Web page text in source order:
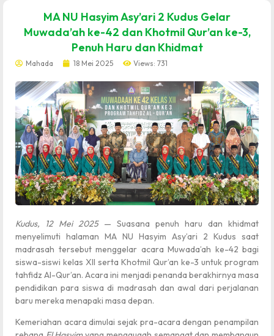
MA NU Hasyim Asy’ari 2 Kudus Gelar
Muwada’ah ke-42 dan Khotmil Qur’an ke-3,
Penuh Haru dan Khidmat
Mahada 18 Mei 2025 Views: 731
Kudus, 12 Mei 2025— Suasana penuh haru dan khidmat
menyelimuti halaman MA NU Hasyim Asy’ari 2 Kudus saat
madrasah tersebut menggelar acara Muwada’ah ke-42 bagi
siswa-siswi kelas XII serta Khotmil Qur’an ke-3 untuk program
tahfidz Al-Qur’an. Acara ini menjadi penanda berakhirnya masa
pendidikan para siswa di madrasah dan awal dari perjalanan
baru mereka menapaki masa depan.
Kemeriahan acara dimulai sejak pra-acara dengan penampilan